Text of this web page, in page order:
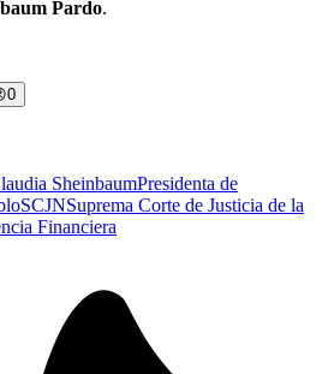
Pardo.
0
SheinbaumPresidenta de
SCJNSuprema Corte de Justicia de la
Financiera